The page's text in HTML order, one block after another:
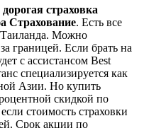
страховка
Страхование. Есть все
Можно
границей. Если брать на
с ассистансом Best
специализируется как
Азии. Но купить
скидкой по
если стоимость страховки
Срок акции по